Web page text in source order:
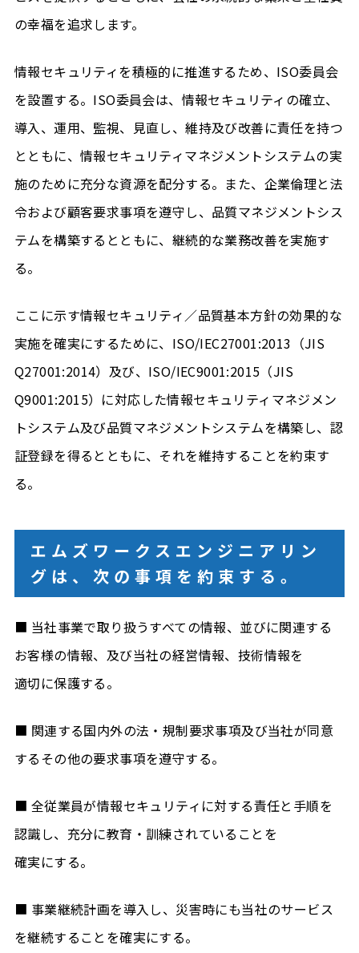
の幸福を追求します。
情報セキュリティを積極的に推進するため、ISO委員会
を設置する。ISO委員会は、情報セキュリティの確立、
導入、運用、監視、見直し、維持及び改善に責任を持つ
とともに、情報セキュリティマネジメントシステムの実
施のために充分な資源を配分する。また、企業倫理と法
令および顧客要求事項を遵守し、品質マネジメントシス
テムを構築するとともに、継続的な業務改善を実施す
る。
ここに示す情報セキュリティ／品質基本方針の効果的な
実施を確実にするために、ISO/IEC27001:2013（JIS
Q27001:2014）及び、ISO/IEC9001:2015（JIS
Q9001:2015）に対応した情報セキュリティマネジメン
トシステム及び品質マネジメントシステムを構築し、認
証登録を得るとともに、それを維持することを約束す
る。
エムズワークスエンジニアリン
グは、次の事項を約束する。
■ 当社事業で取り扱うすべての情報、並びに関連する
お客様の情報、及び当社の経営情報、技術情報を
適切に保護する。
■ 関連する国内外の法・規制要求事項及び当社が同意
するその他の要求事項を遵守する。
■ 全従業員が情報セキュリティに対する責任と手順を
認識し、充分に教育・訓練されていることを
確実にする。
■ 事業継続計画を導入し、災害時にも当社のサービス
を継続することを確実にする。